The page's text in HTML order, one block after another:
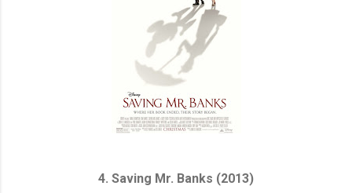
4. Saving Mr. Banks (2013)